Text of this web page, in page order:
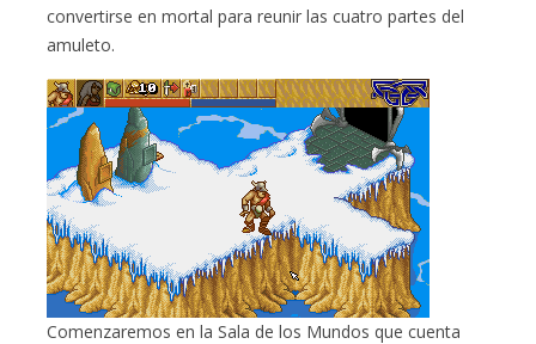
convertirse en mortal para reunir las cuatro partes del
amuleto.
Comenzaremos en la Sala de los Mundos que cuenta